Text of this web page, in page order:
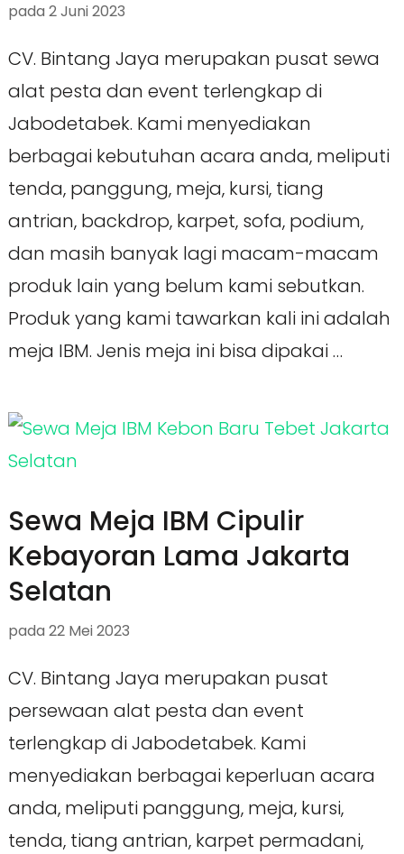
pada 2 Juni 2023
CV. Bintang Jaya merupakan pusat sewa
alat pesta dan event terlengkap di
Jabodetabek. Kami menyediakan
berbagai kebutuhan acara anda, meliputi
tenda, panggung, meja, kursi, tiang
antrian, backdrop, karpet, sofa, podium,
dan masih banyak lagi macam-macam
produk lain yang belum kami sebutkan.
Produk yang kami tawarkan kali ini adalah
meja IBM. Jenis meja ini bisa dipakai …
Sewa Meja IBM Cipulir
Kebayoran Lama Jakarta
Selatan
pada 22 Mei 2023
CV. Bintang Jaya merupakan pusat
persewaan alat pesta dan event
terlengkap di Jabodetabek. Kami
menyediakan berbagai keperluan acara
anda, meliputi panggung, meja, kursi,
tenda, tiang antrian, karpet permadani,